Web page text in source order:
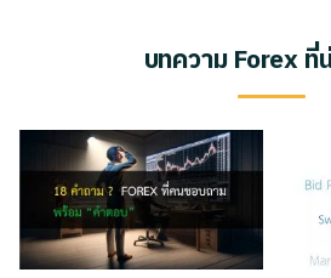
บทความ Forex ที่